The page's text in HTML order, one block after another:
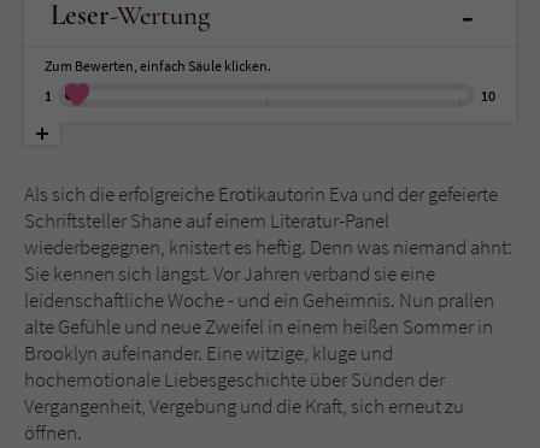
Leser-Wertung -
Zum Bewerten, einfach Säule klicken.
1
10
Als sich die erfolgreiche Erotikautorin Eva und der gefeierte
Schriftsteller Shane auf einem Literatur-Panel
wiederbegegnen, knistert es heftig. Denn was niemand ahnt:
Sie kennen sich längst. Vor Jahren verband sie eine
leidenschaftliche Woche - und ein Geheimnis. Nun prallen
alte Gefühle und neue Zweifel in einem heißen Sommer in
Brooklyn aufeinander. Eine witzige, kluge und
hochemotionale Liebesgeschichte über Sünden der
Vergangenheit, Vergebung und die Kraft, sich erneut zu
öffnen.
Name tx_pwcomments_ahash
Anbieter Literatur-Couch Medien GmbH & Co. KG
Zweck Cookie für Kommentare einzelner Buchtitel
Name fe_typo_user
Anbieter Literatur-Couch Medien GmbH & Co. KG
Laufzeit Session